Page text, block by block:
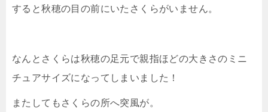
すると秋穂の目の前にいたさくらがいません。
なんとさくらは秋穂の足元で親指ほどの大きさのミニ
チュアサイズになってしまいました！
またしてもさくらの所へ突風が。